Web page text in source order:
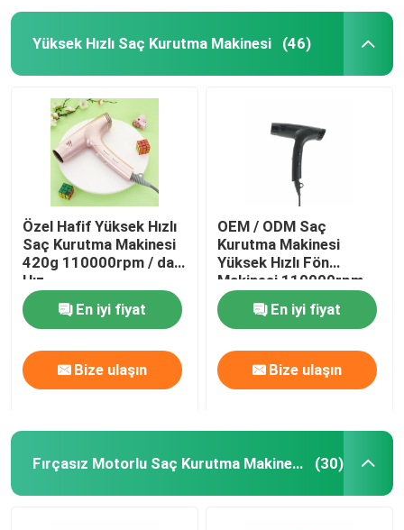
Yüksek Hızlı Saç Kurutma Makinesi (46)
Özel Hafif Yüksek Hızlı
Saç Kurutma Makinesi
420g 110000rpm / dak
Hız
En iyi fiyat
Bize ulaşın
OEM / ODM Saç
Kurutma Makinesi
Yüksek Hızlı Fön
Makinesi 110000rpm
Fırçasız Motor
En iyi fiyat
Bize ulaşın
Fırçasız Motorlu Saç Kurutma Makinesi (30)